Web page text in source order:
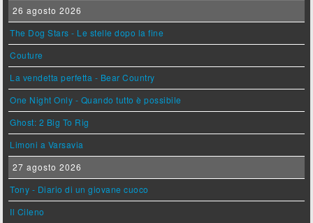
26 agosto 2026
The Dog Stars - Le stelle dopo la fine
Couture
La vendetta perfetta - Bear Country
One Night Only - Quando tutto è possibile
Ghost: 2 Big To Rig
Limoni a Varsavia
27 agosto 2026
Tony - Diario di un giovane cuoco
Il Cileno